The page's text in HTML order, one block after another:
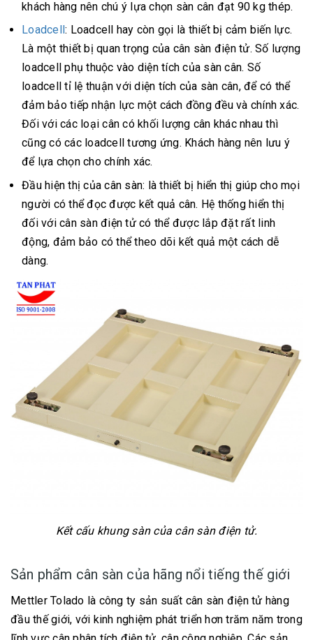
khách hàng nên chú ý lựa chọn sàn cân đạt 90 kg thép.
Loadcell: Loadcell hay còn gọi là thiết bị cảm biến lực.
Là một thiết bị quan trọng của cân sàn điện tử. Số lượng
loadcell phụ thuộc vào diện tích của sàn cân. Số
loadcell tỉ lệ thuận với diện tích của sàn cân, để có thể
đảm bảo tiếp nhận lực một cách đồng đều và chính xác.
Đối với các loại cân có khối lượng cân khác nhau thì
cũng có các loadcell tương ứng. Khách hàng nên lưu ý
để lựa chọn cho chính xác.
Đầu hiện thị của cân sàn: là thiết bị hiển thị giúp cho mọi
người có thể đọc được kết quả cân. Hệ thống hiển thị
đối với cân sàn điện tử có thể được lắp đặt rất linh
động, đảm bảo có thể theo dõi kết quả một cách dễ
dàng.
Kết cấu khung sàn của cân sàn điện tử.
Sản phẩm cân sàn của hãng nổi tiếng thế giới
Mettler Tolado là công ty sản suất cân sàn điện tử hàng
đầu thế giới, với kinh nghiệm phát triển hơn trăm năm trong